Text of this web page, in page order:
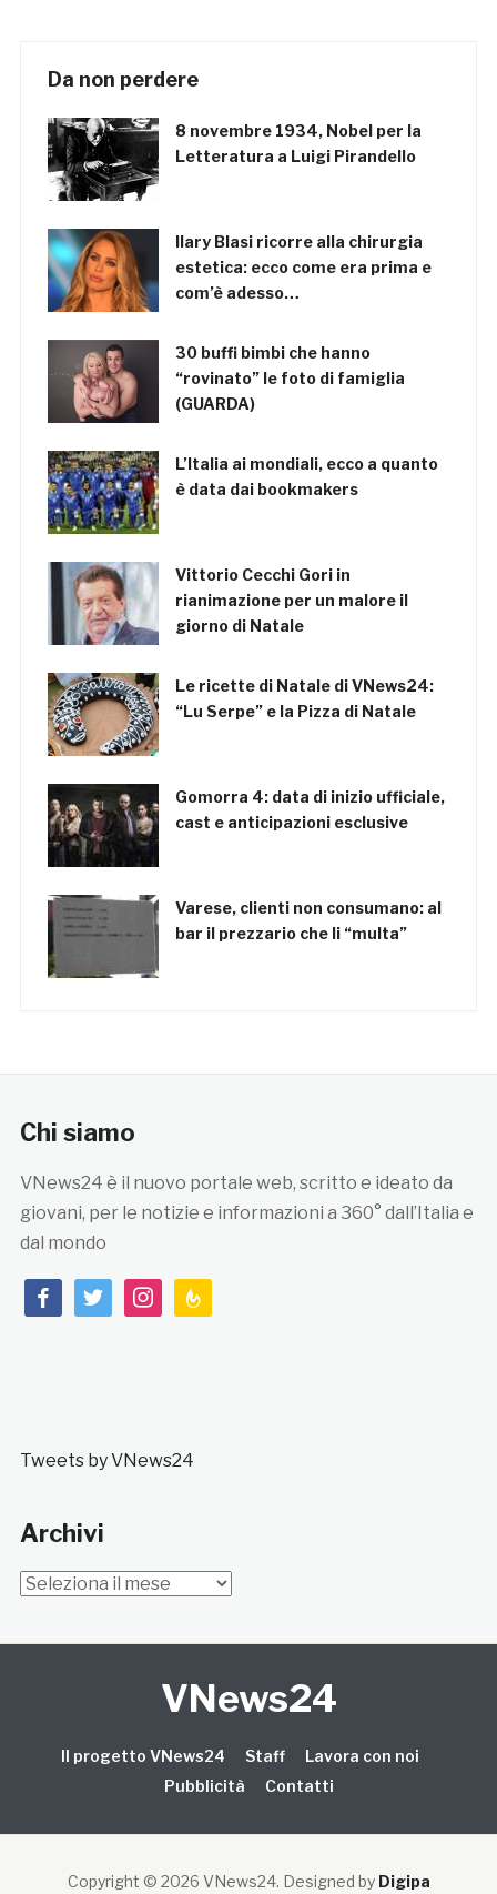
Da non perdere
8 novembre 1934, Nobel per la
Letteratura a Luigi Pirandello
Ilary Blasi ricorre alla chirurgia
estetica: ecco come era prima e
com’è adesso…
30 buffi bimbi che hanno
“rovinato” le foto di famiglia
(GUARDA)
L’Italia ai mondiali, ecco a quanto
è data dai bookmakers
Vittorio Cecchi Gori in
rianimazione per un malore il
giorno di Natale
Le ricette di Natale di VNews24:
“Lu Serpe” e la Pizza di Natale
Gomorra 4: data di inizio ufficiale,
cast e anticipazioni esclusive
Varese, clienti non consumano: al
bar il prezzario che li “multa”
Chi siamo
VNews24 è il nuovo portale web, scritto e ideato da
giovani, per le notizie e informazioni a 360° dall’Italia e
dal mondo
facebooktwitterinstagramfeedburner
Tweets by VNews24
Archivi
Archivi
VNews24
Il progetto VNews24 Staff
Lavora con noi
Pubblicità
Contatti
Copyright © 2026 VNews24. Designed by Digipa